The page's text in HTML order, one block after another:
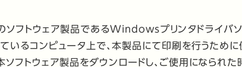
ソフトウェア製品であるWindowsプリンタドライバ
いるコンピュータ上で、本製品にて印刷を行うために
ソフトウェア製品をダウンロードし、ご使用になられ